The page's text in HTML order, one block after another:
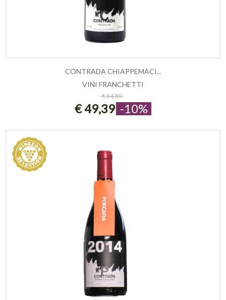
ESAURITO
CONTRADA CHIAPPEMACI...
VINI FRANCHETTI
€ 54,89
€ 49,39 -10%